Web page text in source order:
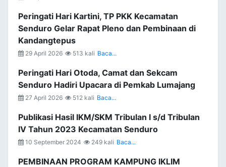
Peringati Hari Kartini, TP PKK Kecamatan
Senduro Gelar Rapat Pleno dan Pembinaan di
Kandangtepus
29 April 2026 513 kali Baca...
Peringati Hari Otoda, Camat dan Sekcam
Senduro Hadiri Upacara di Pemkab Lumajang
27 April 2026 512 kali Baca...
Publikasi Hasil IKM/SKM Tribulan I s/d Tribulan
IV Tahun 2023 Kecamatan Senduro
10 September 2024 249 kali Baca...
PEMBINAAN PROGRAM KAMPUNG IKLIM